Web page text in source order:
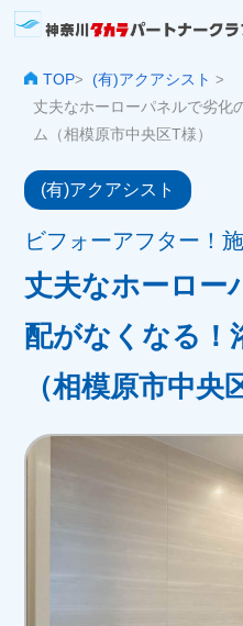
TOP> (有)アクアシスト>
丈夫なホーローパネルで劣化
ム（相模原市中央区T様）
(有)アクアシスト
ビフォーアフター！
丈夫なホーロー
配がなくなる！
（相模原市中央